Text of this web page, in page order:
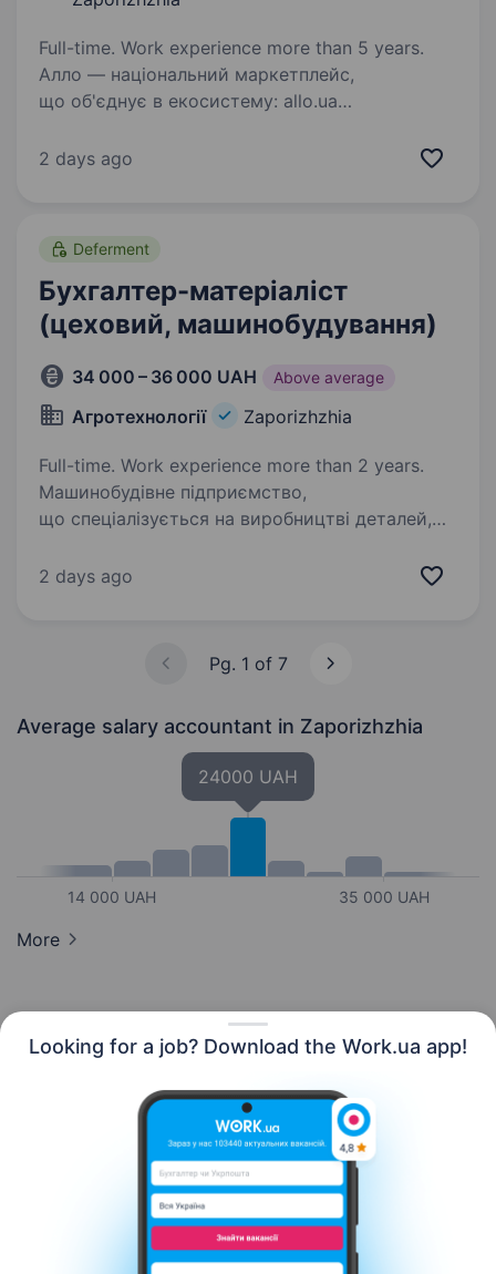
Looking for a job? Download the Work.ua app!
Full-time. Work experience more than 5 years.
Алло — національний маркетплейс,
що об'єднує в екосистему: allo.ua
логістичні та фінансові сервіси Вивчаємо,
2 days ago
Deferment
Бухгалтер-матеріаліст
(цеховий, машинобудування)
34 000 – 36 000 UAH Above average
Агротехнології Zaporizhzhia
Full-time. Work experience more than 2 years.
Машинобудівне підприємство,
що спеціалізується на виробництві деталей,
обслуговуванні техніки. Запрошуємо
2 days ago
Pg. 1 of 7
Average salary accountant in Zaporizhzhia
14 000 UAH
24000 UAH
35 000 UAH
More
Contact us About us Сareer